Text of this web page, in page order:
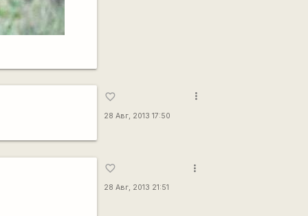
favorite_border
28 Авг, 2013 17:50
more_vert
favorite_border
28 Авг, 2013 21:51
more_vert